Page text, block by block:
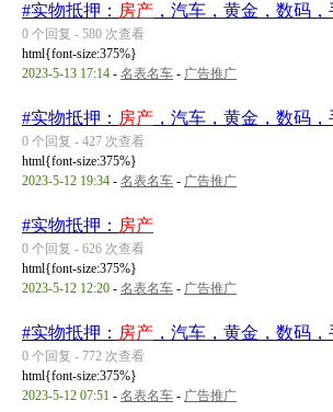
#实物抵押： 房产 ，汽车，黄金，数码
0 个回复 - 580 次查看
html{font-size:375%}
2023-5-13 17:14 - 名表名车 - 广告推广
#实物抵押： 房产 ，汽车，黄金，数码
0 个回复 - 427 次查看
html{font-size:375%}
2023-5-12 19:34 - 名表名车 - 广告推广
#实物抵押： 房产
0 个回复 - 626 次查看
html{font-size:375%}
2023-5-12 12:20 - 名表名车 - 广告推广
#实物抵押： 房产 ，汽车，黄金，数码
0 个回复 - 772 次查看
html{font-size:375%}
2023-5-12 07:51 - 名表名车 - 广告推广